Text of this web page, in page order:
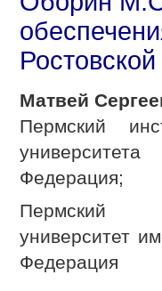
Матвей
Пермский
Федерация;
Пермский
университет
Федерация